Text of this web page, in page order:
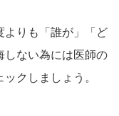
よりも「誰が」「ど
しない為には医師の
クしましょう。